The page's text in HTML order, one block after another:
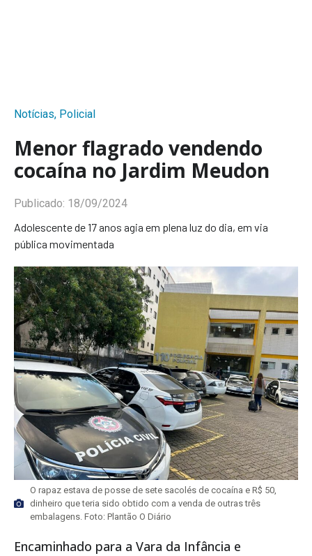
Notícias, Policial
Menor flagrado vendendo
cocaína no Jardim Meudon
Publicado: 18/09/2024
Adolescente de 17 anos agia em plena luz do dia, em via
pública movimentada
O rapaz estava de posse de sete sacolés de cocaína e R$ 50,
dinheiro que teria sido obtido com a venda de outras três
embalagens. Foto: Plantão O Diário
Encaminhado para a Vara da Infância e